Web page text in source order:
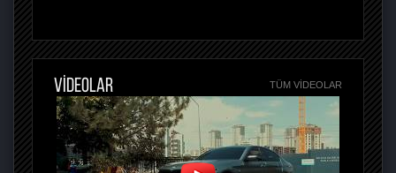
VİDEOLAR TÜM VIDEOLAR